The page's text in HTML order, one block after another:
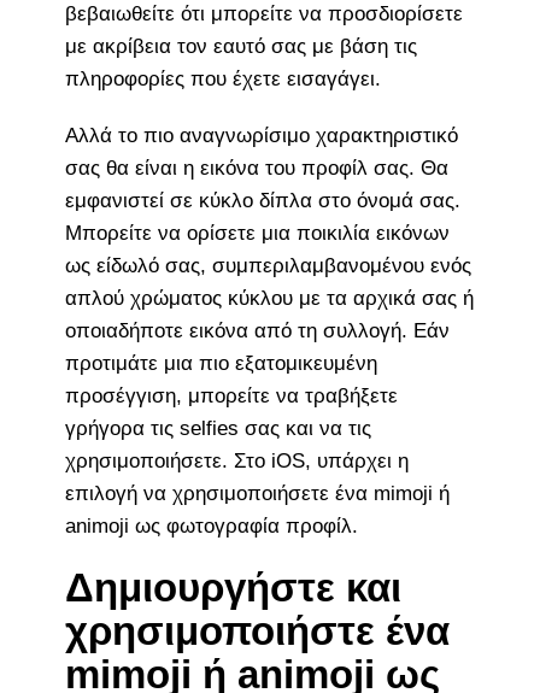
βεβαιωθείτε ότι μπορείτε να προσδιορίσετε
με ακρίβεια τον εαυτό σας με βάση τις
πληροφορίες που έχετε εισαγάγει.
Αλλά το πιο αναγνωρίσιμο χαρακτηριστικό
σας θα είναι η εικόνα του προφίλ σας. Θα
εμφανιστεί σε κύκλο δίπλα στο όνομά σας.
Μπορείτε να ορίσετε μια ποικιλία εικόνων
ως είδωλό σας, συμπεριλαμβανομένου ενός
απλού χρώματος κύκλου με τα αρχικά σας ή
οποιαδήποτε εικόνα από τη συλλογή. Εάν
προτιμάτε μια πιο εξατομικευμένη
προσέγγιση, μπορείτε να τραβήξετε
γρήγορα τις selfies σας και να τις
χρησιμοποιήσετε. Στο iOS, υπάρχει η
επιλογή να χρησιμοποιήσετε ένα mimoji ή
animoji ως φωτογραφία προφίλ.
Δημιουργήστε και
χρησιμοποιήστε ένα
mimoji ή animoji ως